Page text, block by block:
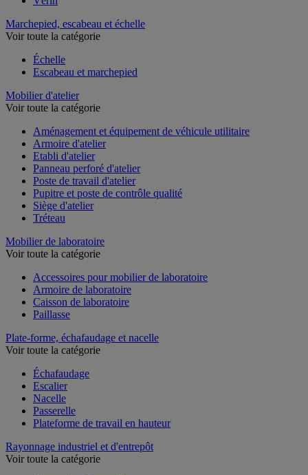
Marchepied, escabeau et échelle
Voir toute la catégorie
Échelle
Escabeau et marchepied
Mobilier d'atelier
Voir toute la catégorie
Aménagement et équipement de véhicule utilitaire
Armoire d'atelier
Etabli d'atelier
Panneau perforé d'atelier
Poste de travail d'atelier
Pupitre et poste de contrôle qualité
Siège d'atelier
Tréteau
Mobilier de laboratoire
Voir toute la catégorie
Accessoires pour mobilier de laboratoire
Armoire de laboratoire
Caisson de laboratoire
Paillasse
Plate-forme, échafaudage et nacelle
Voir toute la catégorie
Échafaudage
Escalier
Nacelle
Passerelle
Plateforme de travail en hauteur
Rayonnage industriel et d'entrepôt
Voir toute la catégorie